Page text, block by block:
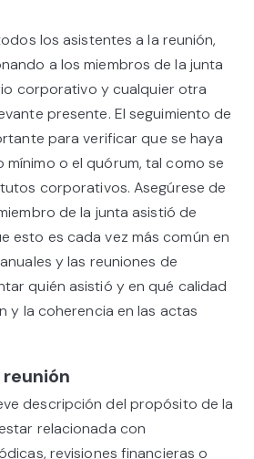
los asistentes a la reunión,
a los miembros de la junta
corporativo y cualquier otra
presente. El seguimiento de
para verificar que se haya
mínimo o el quórum, tal como se
corporativos. Asegúrese de
de la junta asistió de
esto es cada vez más común en
y las reuniones de
quién asistió y en qué calidad
y la coherencia en las actas
descripción del propósito de la
relacionada con
revisiones financieras o